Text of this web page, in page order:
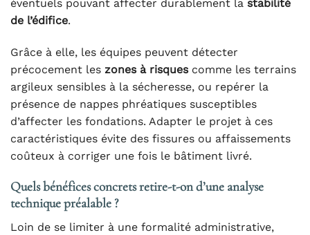
éventuels pouvant affecter durablement la stabilité
de l’édifice.
Grâce à elle, les équipes peuvent détecter
précocement les zones à risquescomme les terrains
argileux sensibles à la sécheresse, ou repérer la
présence de nappes phréatiques susceptibles
d’affecter les fondations. Adapter le projet à ces
caractéristiques évite des fissures ou affaissements
coûteux à corriger une fois le bâtiment livré.
Quels bénéfices concrets retire-t-on d’une analyse
technique préalable ?
Loin de se limiter à une formalité administrative,